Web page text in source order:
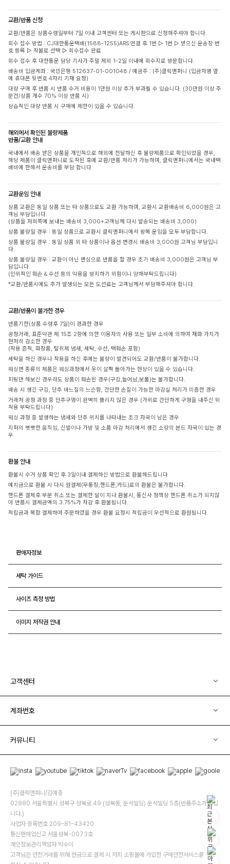
교환/반품 신청
교환/반품은 상품수령일부터 7일 이내 고객센터 또는 게시판으로 신청해주셔야 합니다.
회수 접수 방법 : CJ대한통운택배(1588-1255)ARS 연결 후 1번 ▷ 1번 ▷ 받으신 운송장 번
호 등록 ▷ 착불로 선택 ▷ 회수접수 완료
회수 접수 후 대한통운 담당 기사가 주말 제외 1-2일 이내에 회수지로 방문합니다.
배송비 입금계좌 : 국민은행 512637-01-001048 / 예금주 : (주)클릭앤퍼니 (입금자명 옆
에 휴대폰 뒷번호 4자리 기재 요청)
대량 구매 후 반품 시 반품 수거 비용이 1만원 이상 추가 부과될 수 있습니다. (30만원 이상 주
문건/상품 개수 70% 이상 반품 시)
상습적인 대량 반품 시 구매에 제한이 있을 수 있습니다.
해외에서 확인된 불량제품
반품/교환 안내
국내에서 배송 받은 상품을 개인적으로 해외에 전달하신 후 불량제품으로 확인되었을 경우,
해당 제품이 클릭앤퍼니로 도착된 후에 교환/반품 처리가 가능하며, 클릭앤퍼니에서는 국내택
배비에 한해서 운송비를 부담 합니다
교환운임 안내
상품 교환은 동일 상품 또는 타 상품으로도 교환 가능하며, 교환시 교환배송비 6,000원은 고
객님 부담입니다.
(상품을 저희쪽에 보내는 배송비 3,000+고객님께 다시 발송되는 배송비 3,000)
상품 불량일 경우 : 동일 상품으로 교환시 클릭앤퍼니에서 왕복 운임을 모두 부담합니다.
상품 불량일 경우 : 동일 상품 외 타 상품이나 옵션 변경시 배송비 3,000원 고객님 부담입니
다.
상품 불량일 경우 : 교환이 아닌 변심으로 반품을 할 경우 초기 배송비 3,000원은 고객님 부
담입니다.
(인위적인 훼손 & 수선 등의 악용을 방지하기 위함이니 양해부탁드립니다)
*교환/반품시에도 추가 발생되는 모든 도선료는 고객님께서 부담해주셔야 합니다.
교환/반품이 불가한 경우
반품기한(상품 수령후 7일)이 경과한 경우
공정거래, 표준약관 제 15조 2항에 의한 이용자의 사용 또는 일부 소비에 의하여 재화 가치가
현저히 감소한 경우
(착용 흔적, 화장품, 탈취제 냄새, 세탁, 수선, 택훼손 포함)
세탁을 하신 경우나 착용을 하신 후에는 불량이 발견되어도 교환/반품이 불가합니다.
워싱면 종류의 제품은 워싱과정에서 옷이 살짝 돌아가는 현상이 있을 수 있습니다.
피팅만 해보신 경우라도 상품이 훼손된 경우(구김,늘어남,보풀)는 불가합니다.
배송 시 생긴 구김, 단추 바느질의 느슨함, 간단한 손질이 가능한 마감실 처리가 미흡한 경우
거래처 공정 과정 중 단추구멍이 완벽히 뚫리지 않은 경우 (가위로 간단하게 구멍을 내주신 뒤
착용 부탁드립니다)
워싱 과정 중 발생하는 냄새와 단추 위치를 나타내는 초크 자국이 남은 경우
지퍼의 뻣뻣한 움직임, 신발이나 가방 및 소품 마감 처리에서 생긴 소량의 본드 자국이 있는 경
우
환불 안내
환불시 수거 상품 확인 후 3일이내 결제하신 방법으로 환불해드립니다
예치금으로 환불 시 다시 원결제(무통장,핸드폰,카드)로의 환불은 불가합니다.
핸드폰 결제후 부분 취소 또는 결제한 달이 지나 환불시, 통신사 정책상 핸드폰 취소가 되지않
아 반품시 결제금액의 3.75%가 차감 후 환불됩니다.
적립금과 복합 결제하여 주문하였을 경우 환불 요청시 적립금이 우선적으로 환원됩니다.
판매자정보
세탁 가이드
사이즈 측정 방법
이미지 저작권 안내
고객센터
계좌번호
커뮤니티
(주)클릭앤퍼니/김예중
02880 서울특별시 성북구 성북로 49 (성북동, 운석빌딩) 운석빌딩 5층(반품주소가 아닙
니다.)
사업자 등록번호 209-81-43420
통신판매업신고 서울성북-0073호
개인정보관리책임자 박수미
고객님은 안전거래를 위해 현금으로 결제 시 저희 소핑몰에 가입한 구매안전서비스를 이용